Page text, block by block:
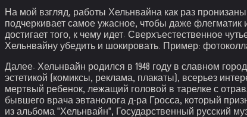
На мой взгляд, работы Хельнвайна как раз
подчеркивает самое ужасное, чтобы даже
достигает того, к чему идет. Сверхъестественное
Хельнвайну убедить и шокировать. Пример:
Далее. Хельнвайн родился в 1948 году в славном
эстетикой (комиксы, реклама, плакаты), всерьез
мертвый ребенок, лежащий головой в тарелке с
бывшего врача эвтанолога д-ра Гросса, который
из альбома "Хельнвайн", Государственный русский